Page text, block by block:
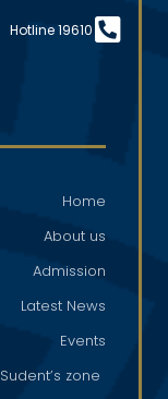
Hotline 19610
Home
About us
Admission
Latest News
Events
Sudent’s zone